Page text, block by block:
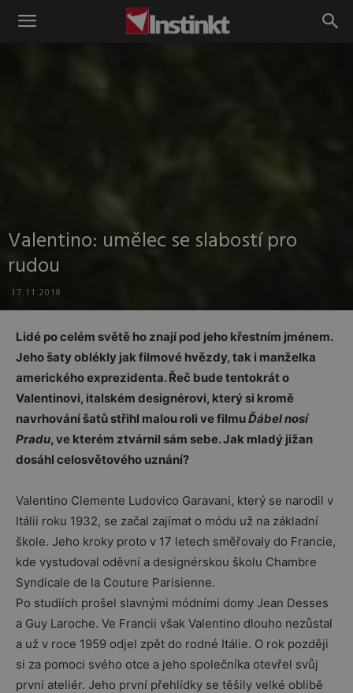
Instinkt
Valentino: umělec se slabostí pro
rudou
17.11.2018
Lidé po celém světě ho znají pod jeho křestním jménem.
Jeho šaty oblékly jak filmové hvězdy, tak i manželka
amerického exprezidenta. Řeč bude tentokrát o
Valentinovi, italském designérovi, který si kromě
navrhování šatů střihl malou roli ve filmuĎábel nosí
Pradu, ve kterém ztvárnil sám sebe. Jak mladý jižan
dosáhl celosvětového uznání?
Valentino Clemente Ludovico Garavani, který se narodil v
Itálii roku 1932, se začal zajímat o módu už na základní
škole. Jeho kroky proto v 17 letech směřovaly do Francie,
kde vystudoval oděvní a designérskou školu Chambre
Syndicale de la Couture Parisienne.
Po studiích prošel slavnými módními domy Jean Desses
a Guy Laroche. Ve Francii však Valentino dlouho nezůstal
a už v roce 1959 odjel zpět do rodné Itálie. O rok později
si za pomoci svého otce a jeho společníka otevřel svůj
první ateliér. Jeho první přehlídky se těšily velké oblibě